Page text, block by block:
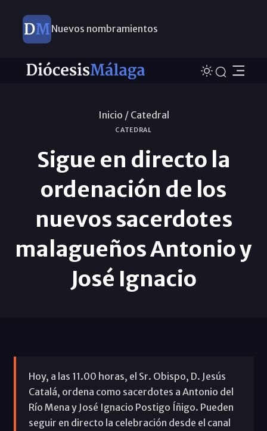
Nuevos nombramientos
Inicio / Catedral
CATEDRAL
Sigue en directo la
ordenación de los
nuevos sacerdotes
malagueños Antonio y
José Ignacio
Hoy, a las 11.00 horas, el Sr. Obispo, D. Jesús
Catalá, ordena como sacerdotes a Antonio del
Río Mena y José Ignacio Postigo Íñigo. Pueden
seguir en directo la celebración desde el canal